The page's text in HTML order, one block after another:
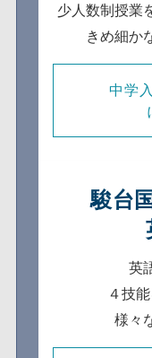
少人数制授業
きめ細か
中学
駿台
英
４技
様々